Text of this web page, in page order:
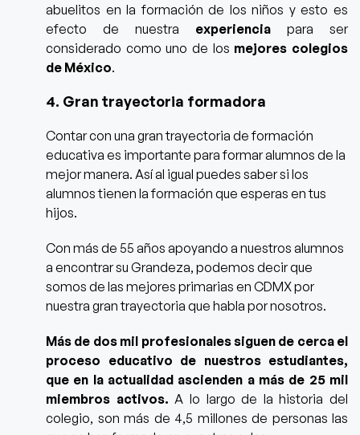
abuelitos en la formación de los niños y esto es
efecto de nuestra experiencia para ser
considerado como uno de los mejores colegios
de México.
4. Gran trayectoria formadora
Contar con una gran trayectoria de formación
educativa es importante para formar alumnos de la
mejor manera. Así al igual puedes saber si los
alumnos tienen la formación que esperas en tus
hijos.
Con más de 55 años apoyando a nuestros alumnos
a encontrar su Grandeza, podemos decir que
somos de las mejores primarias en CDMX por
nuestra gran trayectoria que habla por nosotros.
Más de dos mil profesionales siguen de cerca el
proceso educativo de nuestros estudiantes,
que en la actualidad ascienden a más de 25 mil
miembros activos. A lo largo de la historia del
colegio, son más de 4,5 millones de personas las